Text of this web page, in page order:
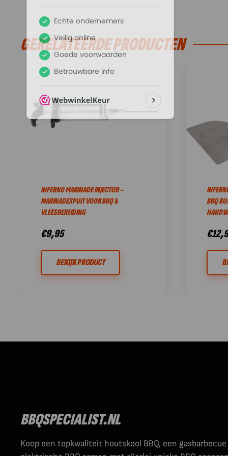
GERELATEERDE PRODUCTEN
INFERNO MARINADE INJECTOR –
MARINADESPUIT VOOR BBQ &
VLEESBEREIDING
€9,95
BEKIJK PRODUCT
BBQ
€
BBQSPECIALIST.NL
Koop een topkwaliteit houtskool BBQ, een